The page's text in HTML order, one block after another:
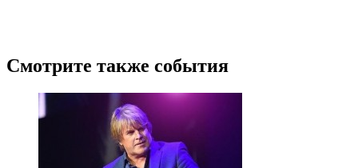
Смотрите также события